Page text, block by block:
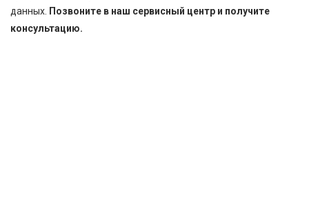
данных. Позвоните в наш сервисный центр и получите
консультацию.